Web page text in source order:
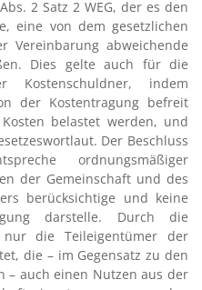
2 Satz 2 WEG, der es den
eine von dem gesetzlichen
Vereinbarung abweichende
Dies gelte auch für die
Kostenschuldner, indem
der Kostentragung befreit
belastet werden, und
Der Beschluss
ordnungsmäßiger
der Gemeinschaft und des
berücksichtige und keine
darstelle. Durch die
nur die Teileigentümer der
die – im Gegensatz zu den
– auch einen Nutzen aus der